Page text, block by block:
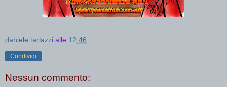
daniele tarlazzi alle 12:46
Condividi
Nessun commento: